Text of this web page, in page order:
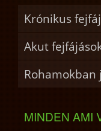
Krónikus
Akut
Rohamokban
MINDEN AMI